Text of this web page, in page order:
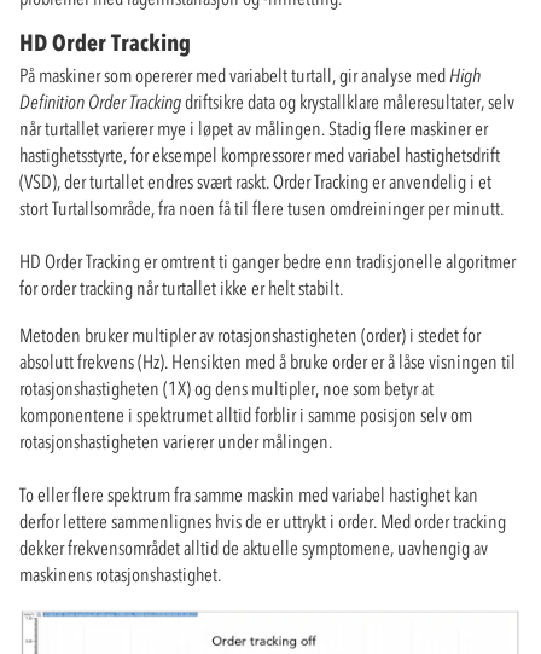
HD Order Tracking
På maskiner som opererer med variabelt turtall, gir analyse med High
Definition Order Trackingdriftsikre data og krystallklare måleresultater, selv
når turtallet varierer mye i løpet av målingen. Stadig flere maskiner er
hastighetsstyrte, for eksempel kompressorer med variabel hastighetsdrift
(VSD), der turtallet endres svært raskt. Order Tracking er anvendelig i et
stort Turtallsområde, fra noen få til flere tusen omdreininger per minutt.
HD Order Tracking er omtrent ti ganger bedre enn tradisjonelle algoritmer
for order tracking når turtallet ikke er helt stabilt.
Metoden bruker multipler av rotasjonshastigheten (order) i stedet for
absolutt frekvens (Hz). Hensikten med å bruke order er å låse visningen til
rotasjonshastigheten (1X) og dens multipler, noe som betyr at
komponentene i spektrumet alltid forblir i samme posisjon selv om
rotasjonshastigheten varierer under målingen.
To eller flere spektrum fra samme maskin med variabel hastighet kan
derfor lettere sammenlignes hvis de er uttrykt i order. Med order tracking
dekker frekvensområdet alltid de aktuelle symptomene, uavhengig av
maskinens rotasjonshastighet.